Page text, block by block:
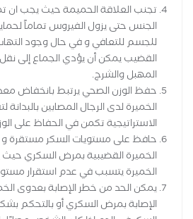
تجنب العلاقة الحميمة حيث يجب ان
الجنس حتى يزول الفيروس تماماً
للجسم للتعافي و في حال وجود
القضيب يمكن أن يؤدي الجماع إلى
المهبل والشرج.
حفظ الوزن الصحي يرتبط بانخفاض
الخميرة لدى الرجال المصابين بالبدانة
الاستراتيجية تكمن في الحفاظ على
حافظ على مستويات السكر مستقرة و
الخميرة القضيبية بمرض السكري حيث
الخميرة يتسبب في عدم استقرار
يمكن الحد من خطر الإصابة بعدوى
الإصابة بمرض السكري أو بالتحكم